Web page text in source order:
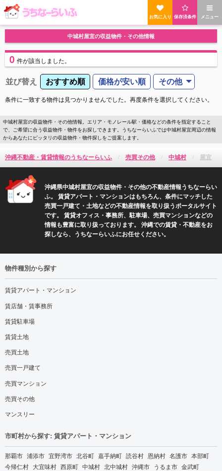
メニュー
保存済条件
お気に入り
中城村屋宜の収益物件・その他情報
0 件が該当しました。
並び替え おすすめ順 価格が安い順 その他
条件に一致する物件は見つかりませんでした。再度条件を選択してください。
中城村屋宜の収益物件・その他情報。エリア・モノレール駅・価格などの条件を指定すること
で、ご希望に合う収益物件・物件をお探しできます。うちなーらいふでは中城村屋宜周辺の情報
からあなたにピッタリの収益物件・物件探しをご提案します。
沖縄不動産・賃貸情報のうちなーらいふ 売買その他 中城村 屋宜
沖縄県中城村屋宜の収益物件・その他の不動産情報うちなーらい
ふ。 賃貸アパート・マンションはもちろん、条件にマッチした
売買一戸建て・土地などの不動産情報を取り扱うポータルサイト
です。 賃貸オフィス・事務所、駐車場、売買マンションなどの
情報も豊富に取り扱っております。 沖縄での賃貸・不動産をお
探しなら、うちなーらいふにお任せください。
物件種別から探す
賃貸アパート・マンション
賃店舗・賃事務所
賃貸駐車場
賃貸土地
売買土地
売買一戸建て
売買マンション
売買その他
マンスリー
市町村から探す: 賃貸アパート・マンション
那覇市 浦添市 宜野湾市 北谷町 嘉手納町 読谷村 恩納村 名護市 本部町
今帰仁村 大宜味村 西原町 中城村 北中城村 沖縄市 うるま市 金武町